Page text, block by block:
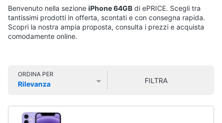
Tv
e
Home
Cinema
home
Benvenuto nella sezione iPhone 64GB di ePRICE. Scegli tra
tantissimi prodotti in offerta, scontati e con consegna rapida.
Scopri la nostra ampia proposta, consulta i prezzi e acquista
comodamente online.
ORDINA PER
Rilevanza
FILTRA